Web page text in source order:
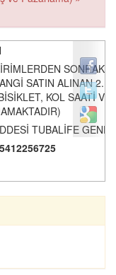
SONRAKİ
SATIN ALINAN 2.
KOL SAATİ
TUBALİFE